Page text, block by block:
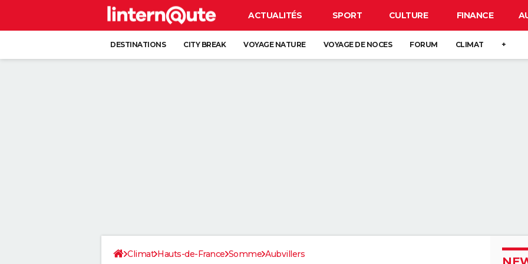
ACTUALITÉS SPORT CULTURE FINANCE
DESTINATIONS CITY BREAK VOYAGE NATURE VOYAGE DE NOCES FORUM CLIMAT +
Climat Hauts-de-France Somme Aubvillers